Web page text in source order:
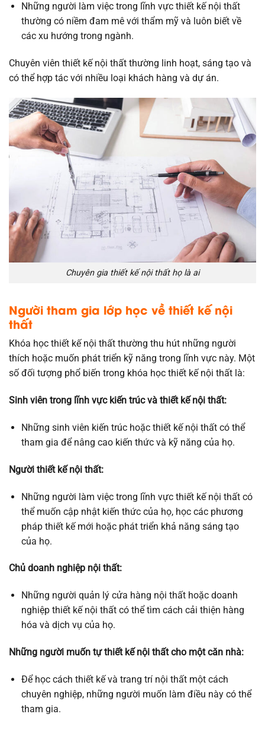
Những người làm việc trong lĩnh vực thiết kế nội thất
thường có niềm đam mê với thẩm mỹ và luôn biết về
các xu hướng trong ngành.
Chuyên viên thiết kế nội thất thường linh hoạt, sáng tạo và
có thể hợp tác với nhiều loại khách hàng và dự án.
Chuyên gia thiết kế nội thất họ là ai
Người tham gia lớp học về thiết kế nội
thất
Khóa học thiết kế nội thất thường thu hút những người
thích hoặc muốn phát triển kỹ năng trong lĩnh vực này. Một
số đối tượng phổ biến trong khóa học thiết kế nội thất là:
Sinh viên trong lĩnh vực kiến trúc và thiết kế nội thất:
Những sinh viên kiến trúc hoặc thiết kế nội thất có thể
tham gia để nâng cao kiến thức và kỹ năng của họ.
Người thiết kế nội thất:
Những người làm việc trong lĩnh vực thiết kế nội thất có
thể muốn cập nhật kiến thức của họ, học các phương
pháp thiết kế mới hoặc phát triển khả năng sáng tạo
của họ.
Chủ doanh nghiệp nội thất:
Những người quản lý cửa hàng nội thất hoặc doanh
nghiệp thiết kế nội thất có thể tìm cách cải thiện hàng
hóa và dịch vụ của họ.
Những người muốn tự thiết kế nội thất cho một căn nhà:
Để học cách thiết kế và trang trí nội thất một cách
chuyên nghiệp, những người muốn làm điều này có thể
tham gia.